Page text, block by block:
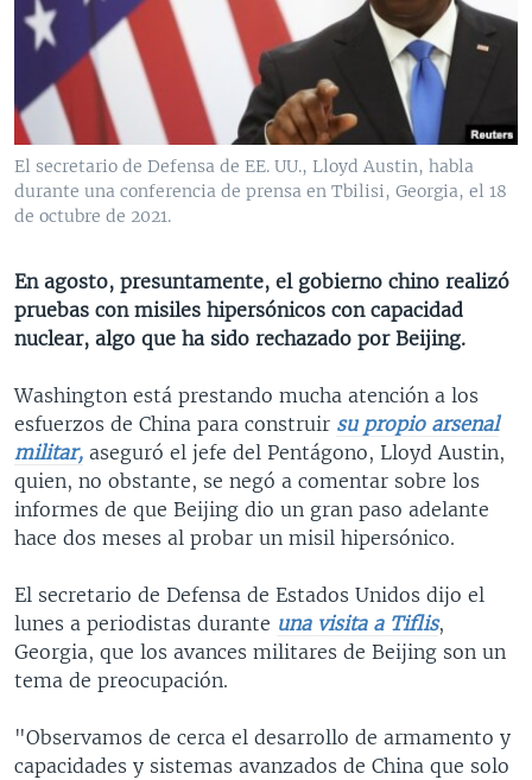
VENEZUELA
BRASIL
NICARAGUA
ECONOMÍA
ENTRETENIMIENTO Y CULTURA
TECNOLOGÍA
DEPORTES
CIENCIA Y SALUD
MULTIMEDIA
VIDEOS
FOTOGRAFÍA
AUDIOS
PROGRAMAS TV
EL MUNDO AL DÍA
FORO INTERAMERICANO
VISIÓN 360
PANORAMA
RADIO
AVANCE INFORMATIVO
AUDIONOTICIAS
ESTADOS UNIDOS AL DÍA
EL MUNDO AL DÍA [RADIO]
DEPORTIVO INTERNACIONAL
NOTA ECONÓMICA
ENTRETENIMIENTO
DIRECT
DOCUMENTALES DE LA VOA
SÍGANOS
Idiomas
El secretario de Defensa de EE. UU., Lloyd Austin, habla
durante una conferencia de prensa en Tbilisi, Georgia, el 18
de octubre de 2021.
En agosto, presuntamente, el gobierno chino realizó
pruebas con misiles hipersónicos con capacidad
nuclear, algo que ha sido rechazado por Beijing.
Washington está prestando mucha atención a los
esfuerzos de China para construir su propio arsenal
militar, aseguró el jefe del Pentágono, Lloyd Austin,
quien, no obstante, se negó a comentar sobre los
informes de que Beijing dio un gran paso adelante
hace dos meses al probar un misil hipersónico.
El secretario de Defensa de Estados Unidos dijo el
lunes a periodistas durante una visita a Tiflis,
Georgia, que los avances militares de Beijing son un
tema de preocupación.
"Observamos de cerca el desarrollo de armamento y
capacidades y sistemas avanzados de China que solo